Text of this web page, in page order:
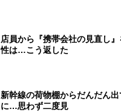
店員から『携帯会社の見直し
性は…こう返した
新幹線の荷物棚からだんだん
に…思わず二度見